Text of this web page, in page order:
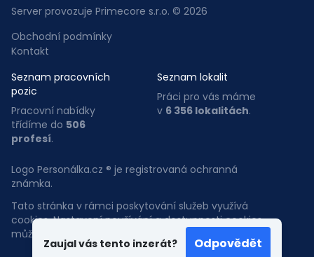
Zaujal vás tento inzerát? Odpovědět
Server provozuje Primecore s.r.o. © 2026
Obchodní podmínky
Kontakt
Seznam pracovních
pozic
Pracovní nabídky
třídíme do 506
profesí.
Seznam lokalit
Práci pro vás máme
v 6 356 lokalitách.
Logo Personálka.cz ® je registrovaná ochranná
známka.
Tato stránka v rámci poskytování služeb využívá
cookies. Nastavení používání a dostupnosti cookies
můžete upravit v nastavení prohlížeče.